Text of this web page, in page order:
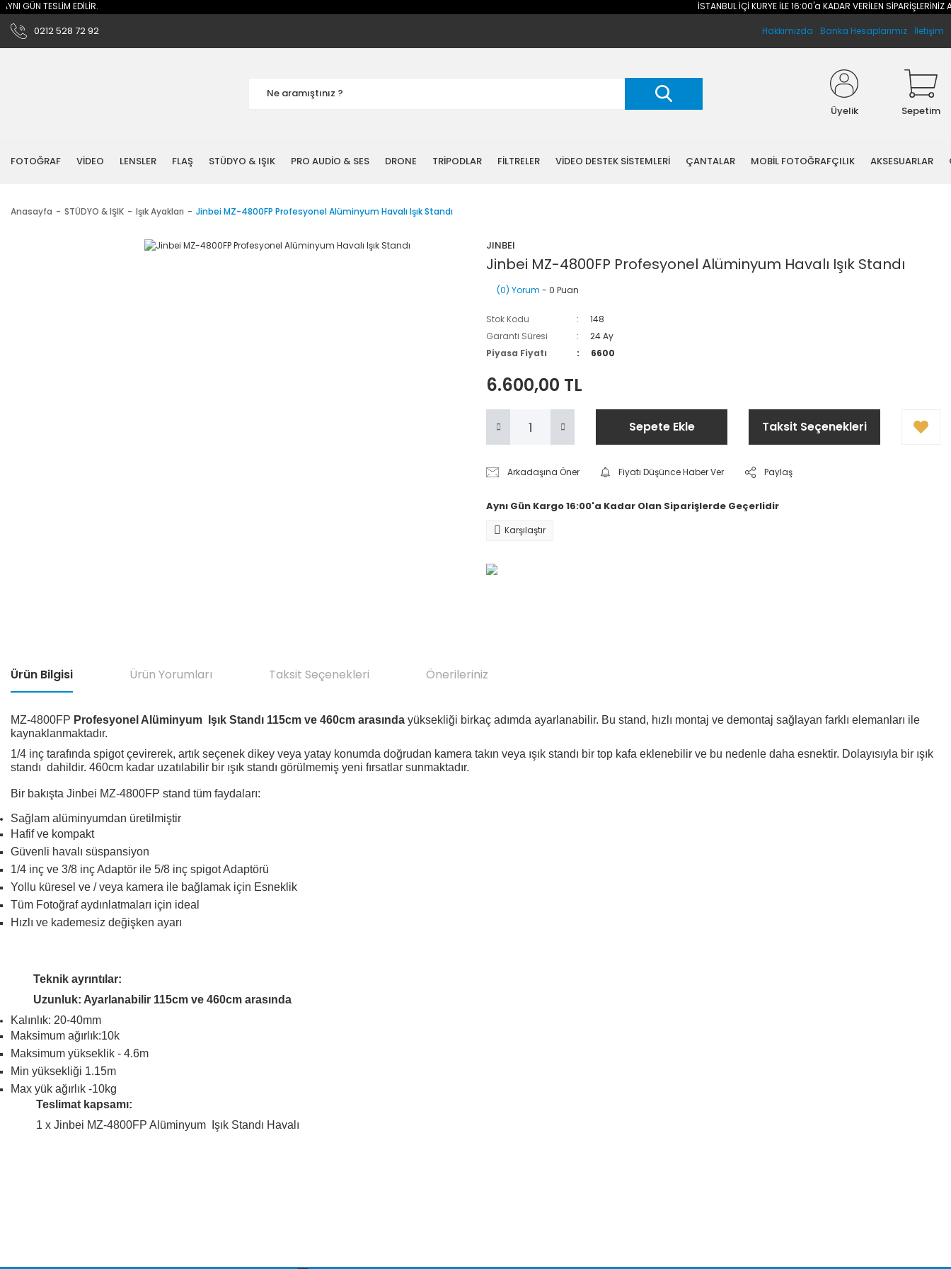
GÜN TESLİM EDİLİR. İSTANBUL İÇİ KURYE İLE 16:00'a KADAR VERİLEN SİPARİŞLERİNİZ
0212 528 72 92 Hakkımızda Banka Hesaplarımız İletişim
Üyelik Sepetim
FOTOĞRAF VİDEO LENSLER FLAŞ STÜDYO & IŞIK PRO AUDİO & SES DRONE TRİPODLAR FİLTRELER VİDEO DESTEK SİSTEMLERİ ÇANTALAR MOBİL FOTOĞRAFÇILIK AKSESUARLAR
Anasayfa STÜDYO & IŞIK Işık Ayakları Jinbei MZ-4800FP Profesyonel Alüminyum Havalı Işık Standı
JINBEI
Jinbei MZ-4800FP Profesyonel Alüminyum Havalı Işık Standı
(0) Yorum - 0 Puan
Stok Kodu
148
Garanti Süresi
24 Ay
Piyasa Fiyatı
6600
6.600,00 TL
Sepete Ekle Taksit Seçenekleri
Arkadaşına Öner Fiyatı Düşünce Haber Ver Paylaş
Aynı Gün Kargo 16:00'a Kadar Olan Siparişlerde Geçerlidir
Karşılaştır
Ürün Bilgisi Ürün Yorumları Taksit Seçenekleri Önerileriniz
MZ-4800FP Profesyonel Alüminyum Işık Standı 115cm ve 460cm arasında yüksekliği birkaç adımda ayarlanabilir. Bu stand, hızlı montaj ve demontaj sağlayan farklı elemanları ile
kaynaklanmaktadır.
1/4 inç tarafında spigot çevirerek, artık seçenek dikey veya yatay konumda doğrudan kamera takın veya ışık standı bir top kafa eklenebilir ve bu nedenle daha esnektir. Dolayısıyla bir ışık
standı dahildir. 460cm kadar uzatılabilir bir ışık standı görülmemiş yeni fırsatlar sunmaktadır.
Bir bakışta Jinbei MZ-4800FP stand tüm faydaları:
Sağlam alüminyumdan üretilmiştir
Hafif ve kompakt
Güvenli havalı süspansiyon
1/4 inç ve 3/8 inç Adaptör ile 5/8 inç spigot Adaptörü
Yollu küresel ve / veya kamera ile bağlamak için Esneklik
Tüm Fotoğraf aydınlatmaları için ideal
Hızlı ve kademesiz değişken ayarı
Teknik ayrıntılar:
Uzunluk: Ayarlanabilir 115cm ve 460cm arasında
Kalınlık: 20-40mm
Maksimum ağırlık:10k
Maksimum yükseklik - 4.6m
Min yüksekliği 1.15m
Max yük ağırlık -10kg
Teslimat kapsamı:
1 x Jinbei MZ-4800FP Alüminyum Işık Standı Havalı